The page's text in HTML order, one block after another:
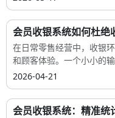
会员收银系统如何杜绝
在日常零售经营中，收银
和顾客体验。一个小小的
2026-04-21
会员收银系统：精准统